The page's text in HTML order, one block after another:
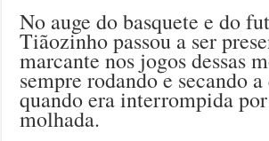
No auge do basquete e do
Tiãozinho passou a ser
marcante nos jogos dessas
sempre rodando e secando
quando era interrompida
molhada.